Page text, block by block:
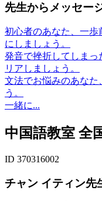
先生からメッセー
初心者のあなた、一
にしましょう。
発音で挫折してしまっ
リアしましょう。
文法でお悩みのあなた
う。
一緒に...
中国語教室 全
ID 370316002
チャン イティン先